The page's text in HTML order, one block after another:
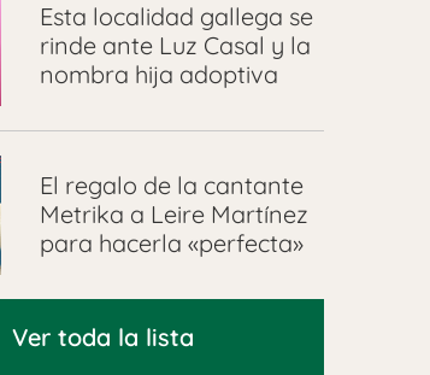
Esta localidad gallega se
rinde ante Luz Casal y la
nombra hija adoptiva
El regalo de la cantante
Metrika a Leire Martínez
para hacerla «perfecta»
Ver toda la lista